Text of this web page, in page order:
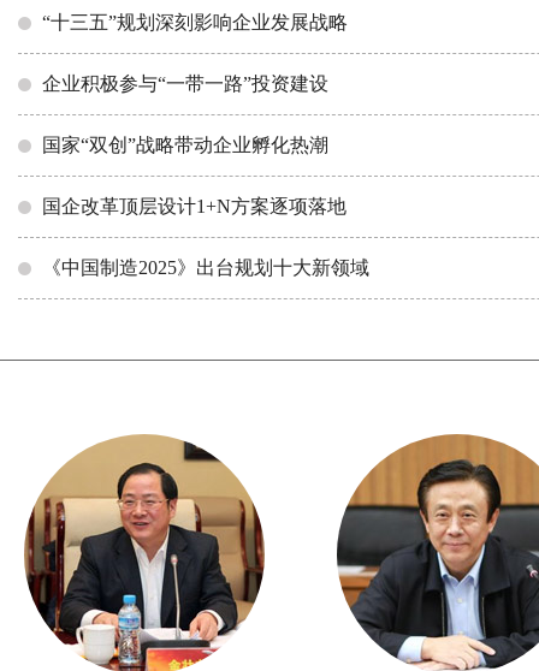
务副部长尹成杰，全国总工会原书记处
书记、国家安全生产委员会原副主任纪
明波，国务院国资委大型企业监事会主
席季晓南，中国企业联合会原执行副会
长、经济日报社原总编辑冯竝，沧州市
委常委、副市长曹立志，渤海新区党工
委书记、管委会主任张国栋等领导与会
致辞或作主题演讲。活动由中国企业联
“十三五”规划深刻影响企业发展战略
​企业积极参与“一带一路”投资建设
​国家“双创”战略带动企业孵化热潮
国企改革顶层设计1+N方案逐项落地
《中国制造2025》出台规划十大新领域